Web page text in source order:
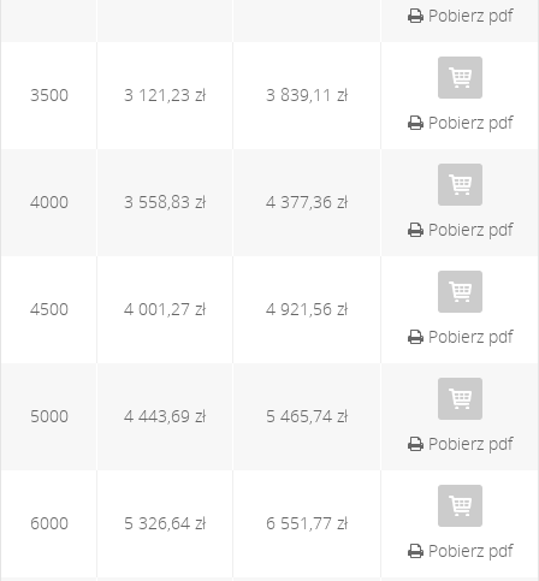
Pobierz pdf
3500 3 121,23 zł
3 839,11 zł
Pobierz pdf
4000 3 558,83 zł
4 377,36 zł
Pobierz pdf
4500 4 001,27 zł
4 921,56 zł
Pobierz pdf
5000 4 443,69 zł
5 465,74 zł
Pobierz pdf
6000 5 326,64 zł
6 551,77 zł
Pobierz pdf